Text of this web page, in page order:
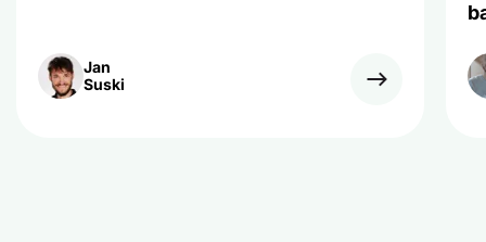
Jan
Suski